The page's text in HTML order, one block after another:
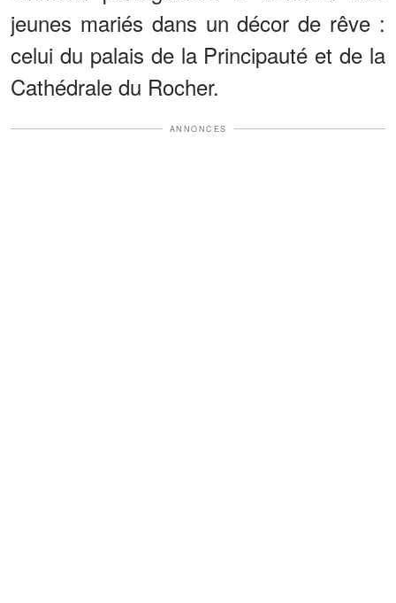
jeunes mariés dans un décor de rêve :
celui du palais de la Principauté et de la
Cathédrale du Rocher.
ANNONCES